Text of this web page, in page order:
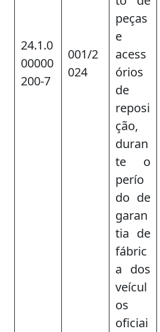
24.1.0
00000
200-7
001/2
024
peças
e
acess
órios
de
reposi
ção,
duran
te o
perío
do de
garan
tia de
fábric
a dos
veícul
os
oficiai